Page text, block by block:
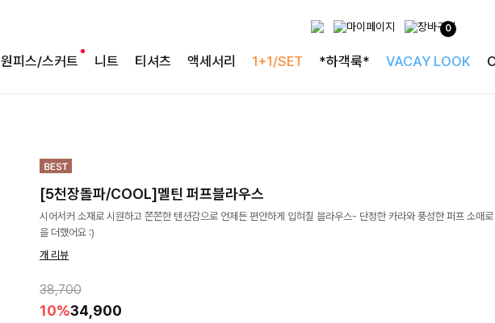
0
원피스/스커트 니트 티셔츠 액세서리 1+1/SET *하객룩* VACAY LOOK
[5천장돌파/COOL]멜틴 퍼프블라우스
시어서커 소재로 시원하고 쫀쫀한 텐션감으로 언제든 편안하게 입혀질 블라우스- 단정한 카라와 풍성한 퍼프 소매
을 더했어요 :)
개 리뷰
38,700
10%34,900